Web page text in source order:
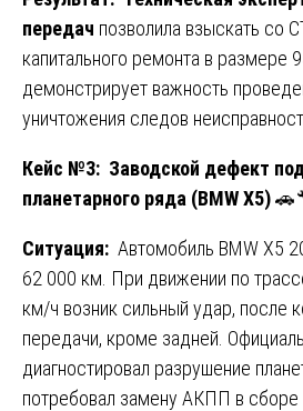
передач позволила взыскать со
капитального ремонта в размере
демонстрирует важность
уничтожения следов
Кейс №3: Заводской дефект
планетарного ряда (BMW X5)
Ситуация: Автомобиль BMW X5
62 000 км. При движении по
км/ч возник сильный удар, после
передачи, кроме задней.
диагностировал разрушение
потребовал замену АКПП в сборе